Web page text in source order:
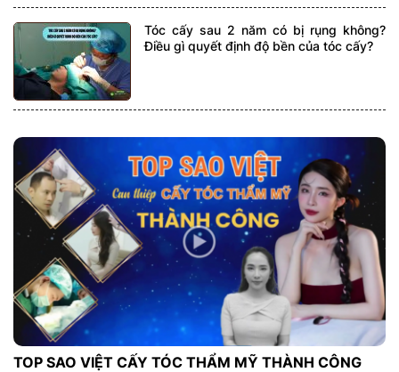
Tóc cấy sau 2 năm có bị rụng không?
Điều gì quyết định độ bền của tóc cấy?
TOP SAO VIỆT CẤY TÓC THẨM MỸ THÀNH CÔNG